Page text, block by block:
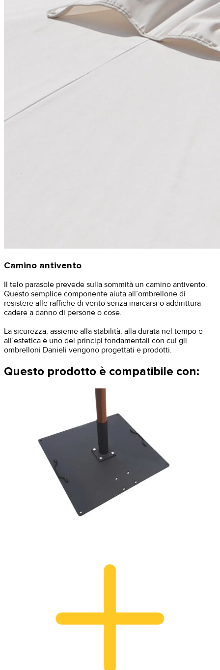
Camino antivento
Il telo parasole prevede sulla sommità un camino antivento.
Questo semplice componente aiuta all’ombrellone di
resistere alle raffiche di vento senza inarcarsi o addirittura
cadere a danno di persone o cose.
La sicurezza, assieme alla stabilità, alla durata nel tempo e
all’estetica è uno dei principi fondamentali con cui gli
ombrelloni Danieli vengono progettati e prodotti.
Questo prodotto è compatibile con: